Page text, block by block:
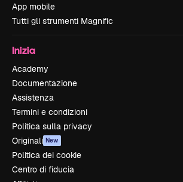
App mobile
Tutti gli strumenti Magnific
Inizia
Academy
Documentazione
Assistenza
Termini e condizioni
Politica sulla privacy
Originali New
Politica dei cookie
Centro di fiducia